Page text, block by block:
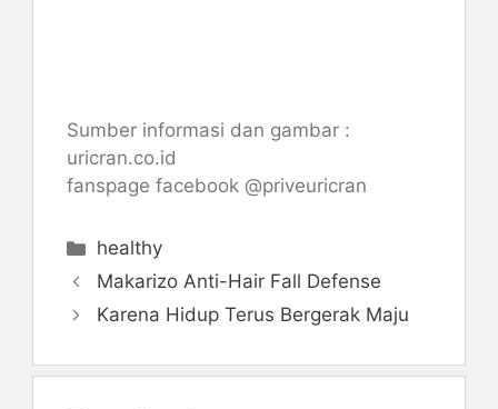
Sumber informasi dan gambar :
uricran.co.id
fanspage facebook @priveuricran
Kategori
healthy
Makarizo Anti-Hair Fall Defense
Karena Hidup Terus Bergerak Maju